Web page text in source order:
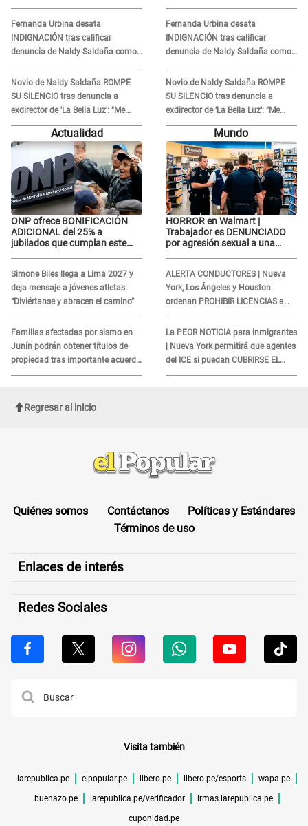
Fernanda Urbina desata
INDIGNACIÓN tras calificar
denuncia de Naldy Saldaña como
'acto bochornoso': "No es justo
atacar a otra mujer"
Novio de Naldy Saldaña ROMPE
SU SILENCIO tras denuncia a
exdirector de 'La Bella Luz': "Me
basta con que ella esté bien"
Fernanda Urbina desata
INDIGNACIÓN tras calificar
denuncia de Naldy Saldaña como
'acto bochornoso': "No es justo
atacar a otra mujer"
Novio de Naldy Saldaña ROMPE
SU SILENCIO tras denuncia a
exdirector de 'La Bella Luz': "Me
basta con que ella esté bien"
Actualidad
ONP ofrece BONIFICACIÓN
ADICIONAL del 25% a
jubilados que cumplan este
Simone Biles llega a Lima 2027 y
deja mensaje a jóvenes atletas:
“Diviértanse y abracen el camino”
Familias afectadas por sismo en
Junín podrán obtener títulos de
propiedad tras importante acuerdo
de Cofopri
Mundo
HORROR en Walmart |
Trabajador es DENUNCIADO
por agresión sexual a una
ALERTA CONDUCTORES | Nueva
York, Los Ángeles y Houston
ordenan PROHIBIR LICENCIAS a
quienes no presenten ESTE
DOCUMENTO
La PEOR NOTICIA para inmigrantes
| Nueva York permitirá que agentes
del ICE si puedan CUBRIRSE EL
ROSTRO
Regresar al inicio
Quiénes somos Contáctanos
Políticas y Estándares
Términos de uso
Enlaces de interés
Redes Sociales
Visita también
larepublica.pe elpopular.pe libero.pe libero.pe/esports wapa.pe
buenazo.pe larepublica.pe/verificador lrmas.larepublica.pe
cuponidad.pe